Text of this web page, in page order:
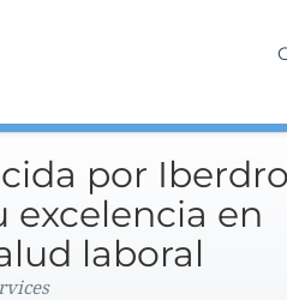
por
excelencia en
laboral